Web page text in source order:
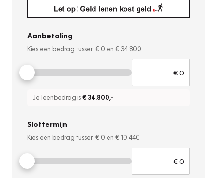
Aanbetaling
Kies een bedrag tussen € 0 en € 34.800
Je leenbedrag is€ 34.800,-
Slottermijn
Kies een bedrag tussen € 0 en € 10.440